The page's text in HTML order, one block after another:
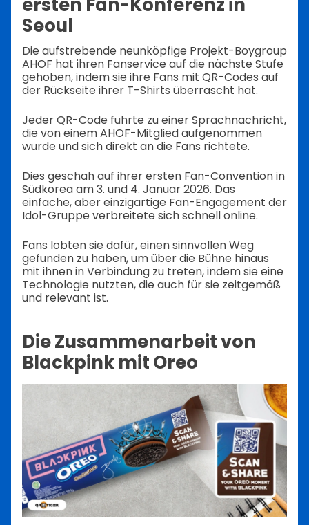
Seoul
Die aufstrebende neunköpfige Projekt-Boygroup
AHOF hat ihren Fanservice auf die nächste Stufe
gehoben, indem sie ihre Fans mit QR-Codes auf
der Rückseite ihrer T-Shirts überrascht hat.
Jeder QR-Code führte zu einer Sprachnachricht,
die von einem AHOF-Mitglied aufgenommen
wurde und sich direkt an die Fans richtete.
Dies geschah auf ihrer ersten Fan-Convention in
Südkorea am 3. und 4. Januar 2026. Das
einfache, aber einzigartige Fan-Engagement der
Idol-Gruppe verbreitete sich schnell online.
Fans lobten sie dafür, einen sinnvollen Weg
gefunden zu haben, um über die Bühne hinaus
mit ihnen in Verbindung zu treten, indem sie eine
Technologie nutzten, die auch für sie zeitgemäß
und relevant ist.
Die Zusammenarbeit von
Blackpink mit Oreo